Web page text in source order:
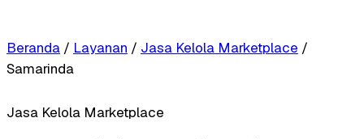
Beranda / Layanan / Jasa Kelola Marketplace /
Samarinda
Jasa Kelola Marketplace